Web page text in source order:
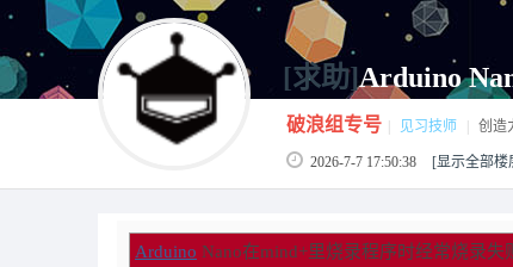
[求助]Arduino
破浪组专号 见习技师 创造
2026-7-7 17:50:38 [显示全部楼
Arduino Nano在mind+里烧录程序时经常烧录失